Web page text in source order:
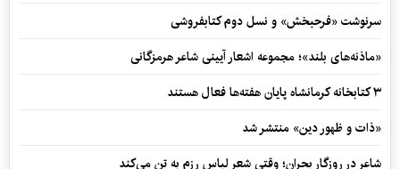
سرنوشت «فرحبخش» و نسل دوم کتابفروشی
«ماذنه‌های بلند»؛ مجموعه اشعار آیینی شاعر هرمزگانی
۳ کتابخانه کرمانشاه پایان هفته‌ها فعال هستند
«ذات و ظهور دین» منتشر شد
شاعر در روزگار بحران؛ وقتی شعر لباس رزم به تن می‌کند